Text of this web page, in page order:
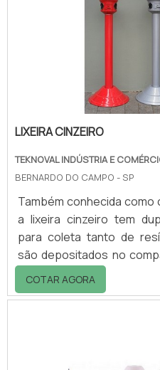
incineração de resíduos
LIXEIRA CINZEIRO
TEKNOVAL INDÚSTRIA E
BERNARDO DO CAMPO - SP
Também conhecida como
a lixeira cinzeiro tem
para coleta tanto de
são depositados no
quanto de cinzas e
depositados no
com a empresa e
COTAR AGORA